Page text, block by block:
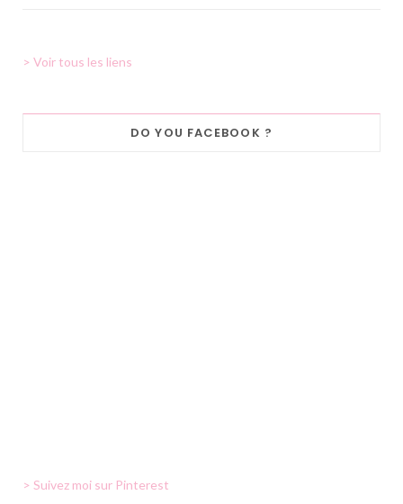
> Voir tous les liens
DO YOU FACEBOOK ?
> Suivez moi sur Pinterest